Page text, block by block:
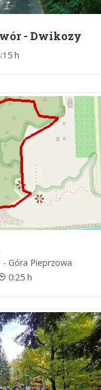
- Dwikozy
h
Góra Pieprzowa
0:25 h